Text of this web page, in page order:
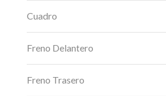
Cuadro
Freno Delantero
Freno Trasero